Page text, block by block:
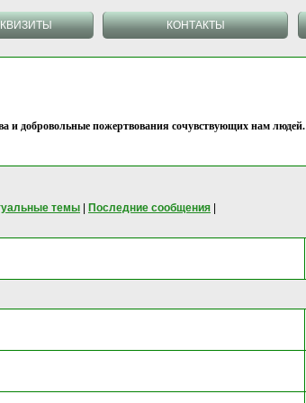
КОНТАКТЫ
и добровольные пожертвования сочувствующих нам людей.
темы Последние сообщения